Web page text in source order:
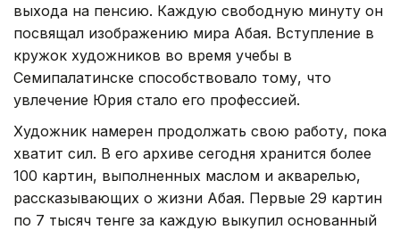
выхода на пенсию. Каждую свободную минуту он
посвящал изображению мира Абая. Вступление в
кружок художников во время учебы в
Семипалатинске способствовало тому, что
увлечение Юрия стало его профессией.
Художник намерен продолжать свою работу, пока
хватит сил. В его архиве сегодня хранится более
100 картин, выполненных маслом и акварелью,
рассказывающих о жизни Абая. Первые 29 картин
по 7 тысяч тенге за каждую выкупил основанный